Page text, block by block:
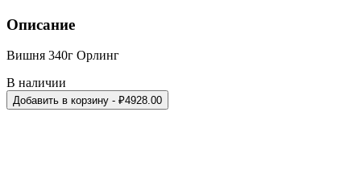
Описание
Вишня 340г Орлинг
В наличии
Добавить в корзину - ₽4928.00